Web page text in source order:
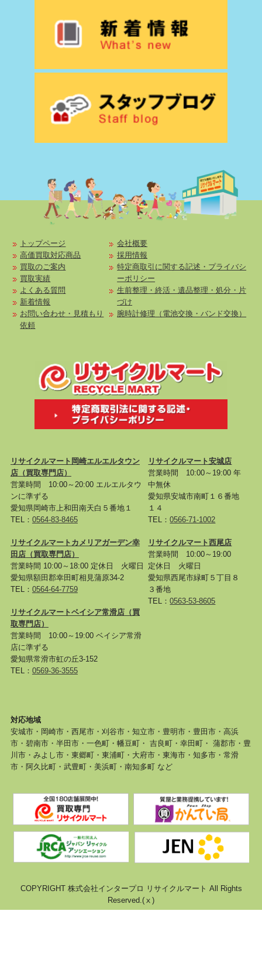
トップページ
高価買取対応商品
買取のご案内
買取実績
よくある質問
新着情報
お問い合わせ・見積もり
依頼
会社概要
採用情報
特定商取引に関する記述・プライバシ
ーポリシー
生前整理・終活・遺品整理・処分・片
づけ
腕時計修理（電池交換・バンド交換）
リサイクルマート岡崎エルエルタウン
店（買取専門店）
営業時間 10:00～20:00 エルエルタウ
ンに準ずる
愛知県岡崎市上和田南天白５番地１
TEL： 0564-83-8465
リサイクルマートカメリアガーデン幸
田店（買取専門店）
営業時間 10:00～18:00 定休日 火曜日
愛知県額田郡幸田町相見蒲原34-2
TEL： 0564-64-7759
リサイクルマートベイシア常滑店（買
取専門店）
営業時間 10:00～19:00 ベイシア常滑
店に準ずる
愛知県常滑市虹の丘3-152
TEL： 0569-36-3555
リサイクルマート安城店
営業時間 10:00～19:00 年
中無休
愛知県安城市南町１６番地
１４
TEL：0566-71-1002
リサイクルマート西尾店
営業時間 10:00～19:00
定休日 火曜日
愛知県西尾市緑町５丁目８
３番地
TEL：0563-53-8605
対応地域
安城市・岡崎市・西尾市・刈谷市・知立市・豊明市・豊田市・高浜
市・碧南市・半田市・一色町・幡豆町・ 吉良町・幸田町・ 蒲郡市・豊
川市・みよし市・東郷町・東浦町・大府市・東海市・知多市・常滑
市・阿久比町・武豊町・美浜町・南知多町 など
COPYRIGHT 株式会社インタープロ リサイクルマート All Rights
Reserved.(ⅹ)